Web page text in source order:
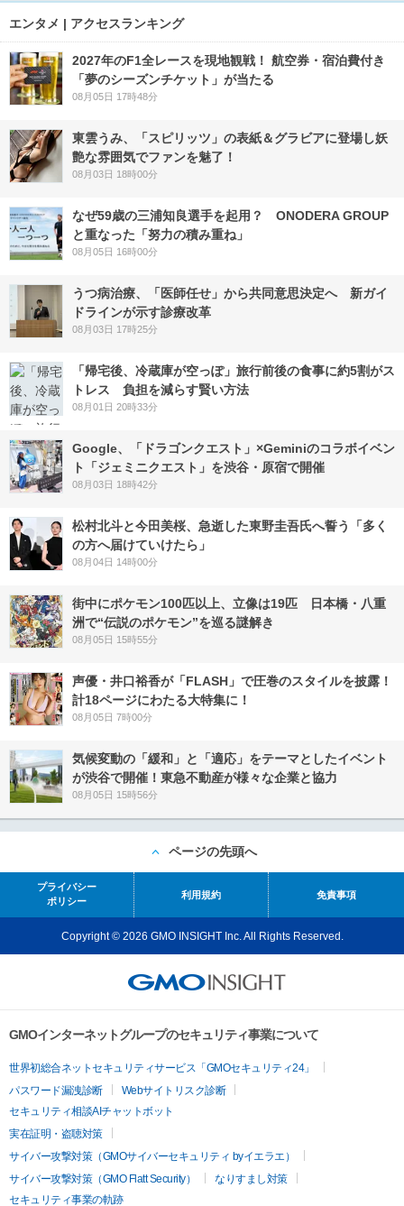
エンタメ | アクセスランキング
2027年のF1全レースを現地観戦！ 航空券・宿泊費付き
「夢のシーズンチケット」が当たる
08月05日 17時48分
東雲うみ、「スピリッツ」の表紙＆グラビアに登場し妖
艶な雰囲気でファンを魅了！
08月03日 18時00分
なぜ59歳の三浦知良選手を起用？ ONODERA GROUP
と重なった「努力の積み重ね」
08月05日 16時00分
うつ病治療、「医師任せ」から共同意思決定へ 新ガイ
ドラインが示す診療改革
08月03日 17時25分
「帰宅後、冷蔵庫が空っぽ」旅行前後の食事に約5割がス
トレス 負担を減らす賢い方法
08月01日 20時33分
Google、「ドラゴンクエスト」×Geminiのコラボイベン
ト「ジェミニクエスト」を渋谷・原宿で開催
08月03日 18時42分
松村北斗と今田美桜、急逝した東野圭吾氏へ誓う「多く
の方へ届けていけたら」
08月04日 14時00分
街中にポケモン100匹以上、立像は19匹 日本橋・八重
洲で“伝説のポケモン”を巡る謎解き
08月05日 15時55分
声優・井口裕香が「FLASH」で圧巻のスタイルを披露！
計18ページにわたる大特集に！
08月05日 7時00分
気候変動の「緩和」と「適応」をテーマとしたイベント
が渋谷で開催！東急不動産が様々な企業と協力
08月05日 15時56分
ページの先頭へ
プライバシー
ポリシー
利用規約 免責事項
Copyright © 2026 GMO INSIGHT Inc. All Rights Reserved.
GMOインターネットグループのセキュリティ事業について
世界初総合ネットセキュリティサービス「GMOセキュリティ24」
パスワード漏洩診断
Webサイトリスク診断
セキュリティ相談AIチャットボット
実在証明・盗聴対策
サイバー攻撃対策（GMOサイバーセキュリティ byイエラエ）
サイバー攻撃対策（GMO Flatt Security）
なりすまし対策
セキュリティ事業の軌跡